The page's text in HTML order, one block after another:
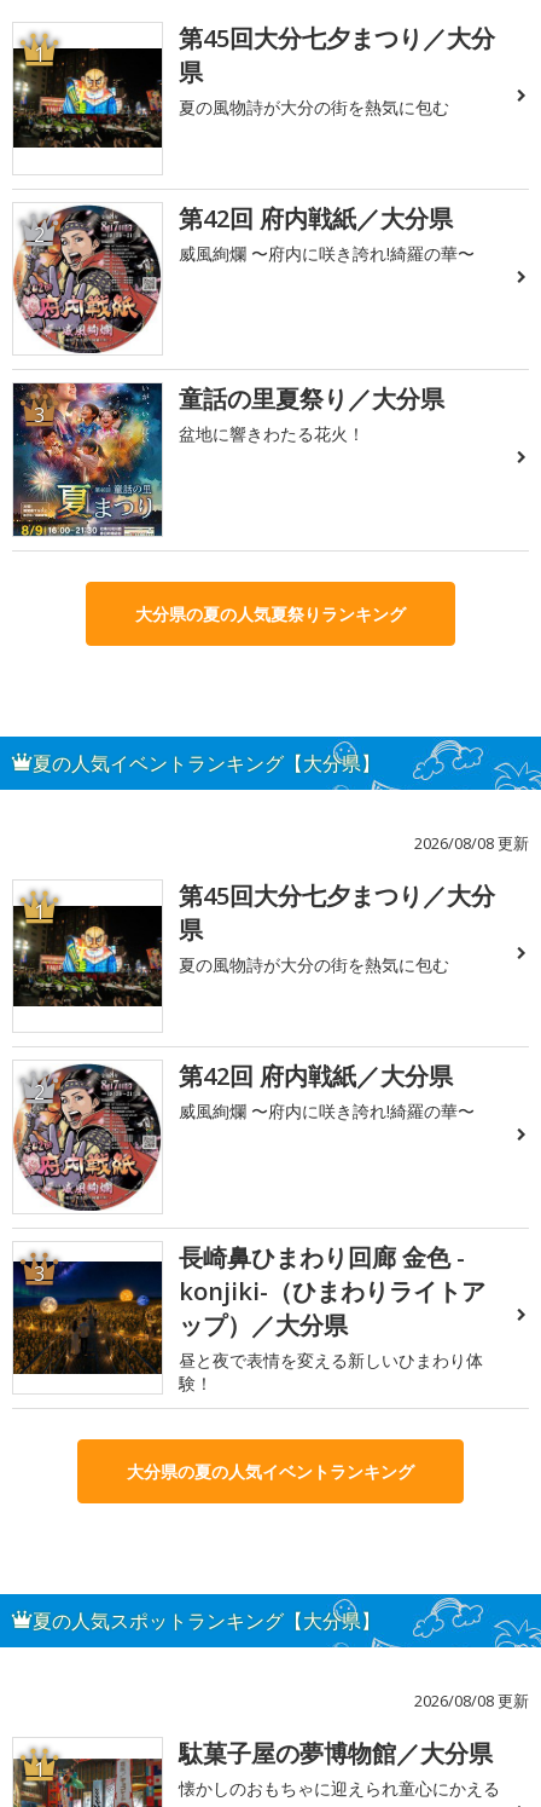
1
第45回大分七夕まつり／大分
県
夏の風物詩が大分の街を熱気に包む
2 第42回 府内戦紙／大分県
威風絢爛 〜府内に咲き誇れ!綺羅の華〜
3 童話の里夏祭り／大分県
盆地に響きわたる花火！
大分県の夏の人気夏祭りランキング
夏の人気イベントランキング【大分県】
2026/08/08 更新
1
第45回大分七夕まつり／大分
県
夏の風物詩が大分の街を熱気に包む
2 第42回 府内戦紙／大分県
威風絢爛 〜府内に咲き誇れ!綺羅の華〜
3
長崎鼻ひまわり回廊 金色 -
konjiki-（ひまわりライトア
ップ）／大分県
昼と夜で表情を変える新しいひまわり体
験！
大分県の夏の人気イベントランキング
夏の人気スポットランキング【大分県】
2026/08/08 更新
1 駄菓子屋の夢博物館／大分県
懐かしのおもちゃに迎えられ童心にかえる